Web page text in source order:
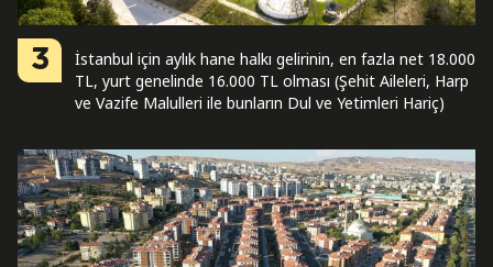
3
İstanbul için aylık hane halkı gelirinin, en fazla net 18.000
TL, yurt genelinde 16.000 TL olması (Şehit Aileleri, Harp
ve Vazife Malulleri ile bunların Dul ve Yetimleri Hariç)